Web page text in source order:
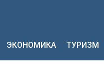
ЭКОНОМИКА ТУРИЗМ